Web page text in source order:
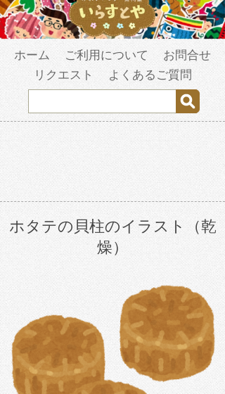
ホーム ご利用について
お問合せ
リクエスト
よくあるご質問
ホタテの貝柱のイラスト（乾
燥）